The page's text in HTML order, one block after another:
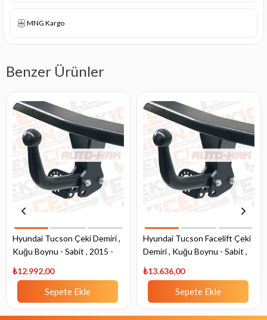
MNG Kargo
Benzer Ürünler
Hyundai Tucson Çeki Demiri ,
Kuğu Boynu - Sabit , 2015 -
₺12.992,00
Sepete Ekle
Hyundai Tucson Facelift Çeki
Demiri , Kuğu Boynu - Sabit ,
₺13.636,00
Sepete Ekle